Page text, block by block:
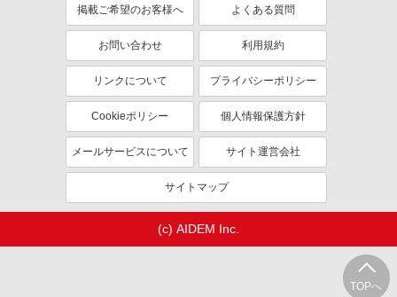
TOPへ
掲載ご希望のお客様へ よくある質問
お問い合わせ 利用規約
リンクについて プライバシーポリシー
Cookieポリシー 個人情報保護方針
メールサービスについて サイト運営会社
サイトマップ
(c) AIDEM Inc.